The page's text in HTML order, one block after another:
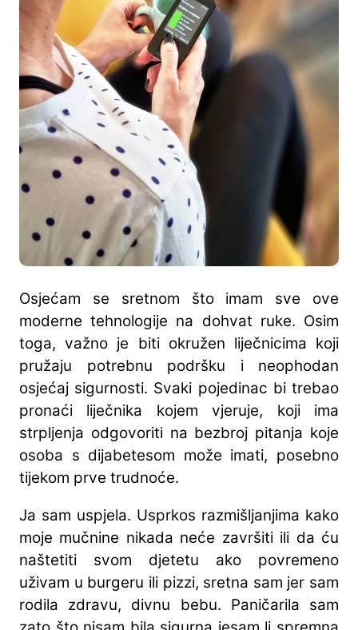
Osjećam se sretnom što imam sve ove
moderne tehnologije na dohvat ruke. Osim
toga, važno je biti okružen liječnicima koji
pružaju potrebnu podršku i neophodan
osjećaj sigurnosti. Svaki pojedinac bi trebao
pronaći liječnika kojem vjeruje, koji ima
strpljenja odgovoriti na bezbroj pitanja koje
osoba s dijabetesom može imati, posebno
tijekom prve trudnoće.
Ja sam uspjela. Usprkos razmišljanjima kako
moje mučnine nikada neće završiti ili da ću
naštetiti svom djetetu ako povremeno
uživam u burgeru ili pizzi, sretna sam jer sam
rodila zdravu, divnu bebu. Paničarila sam